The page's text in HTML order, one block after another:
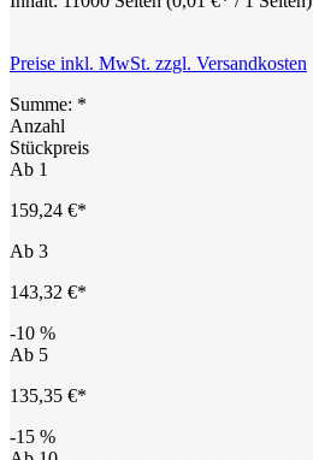
Preise inkl. MwSt. zzgl. Versandkosten
Summe: *
Anzahl
Stückpreis
Ab 1
159,24 €*
Ab 3
143,32 €*
-10 %
Ab 5
135,35 €*
-15 %